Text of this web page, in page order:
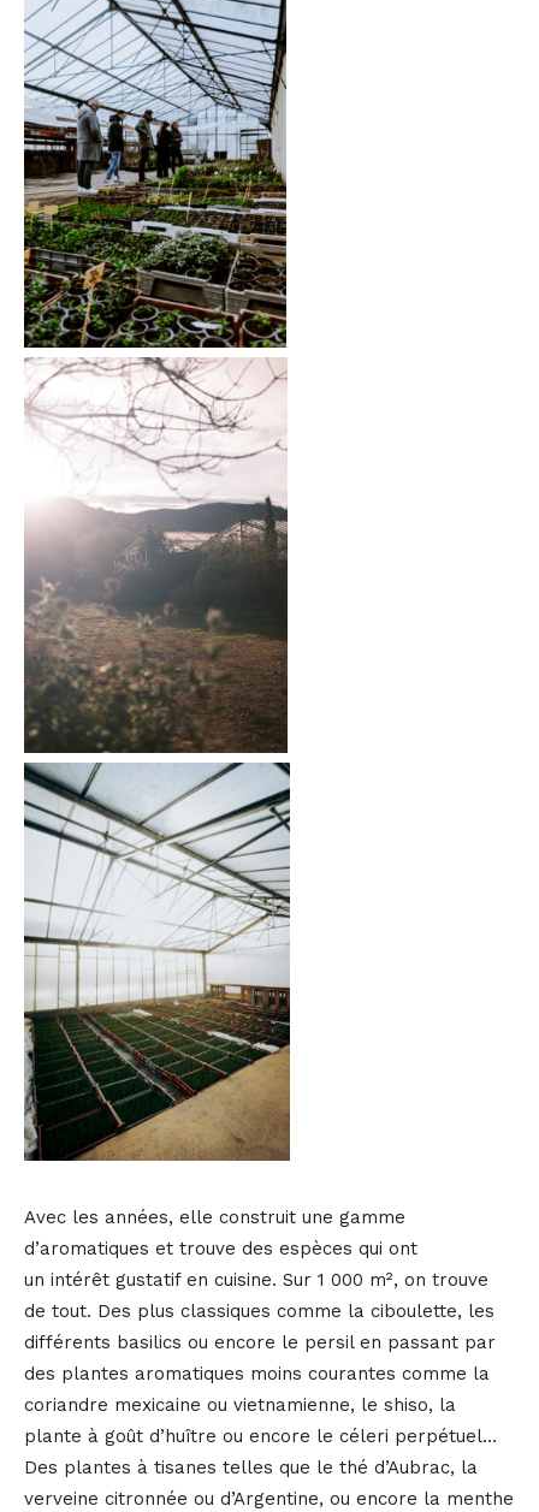
Avec les années, elle construit une gamme
d’aromatiques et trouve des espèces qui ont
un intérêt gustatif en cuisine. Sur 1 000 m², on trouve
de tout. Des plus classiques comme la ciboulette, les
différents basilics ou encore le persil en passant par
des plantes aromatiques moins courantes comme la
coriandre mexicaine ou vietnamienne, le shiso, la
plante à goût d’huître ou encore le céleri perpétuel…
Des plantes à tisanes telles que le thé d’Aubrac, la
verveine citronnée ou d’Argentine, ou encore la menthe